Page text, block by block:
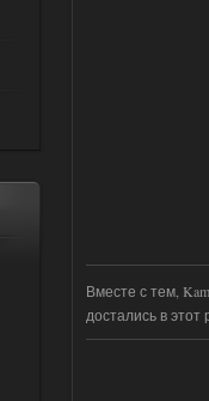
Вместе с тем,
достались в этот